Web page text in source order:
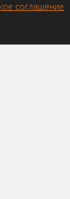
соглашение